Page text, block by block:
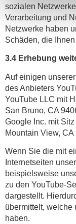
sozialen
Verarbeitung und
Netzwerke haben
Schäden, die
3.4 Erhebung
Auf einigen
des Anbieters
YouTube LLC mit
San Bruno, CA
Google Inc. mit
Mountain View,
Wenn Sie die mit
Internetseiten
beispielsweise
zu den YouTube-
dargestellt.
übermittelt, welche
haben.